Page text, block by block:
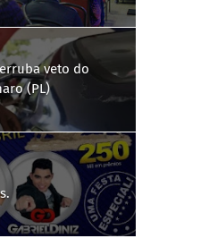
saiba como se
veto do
(PL)